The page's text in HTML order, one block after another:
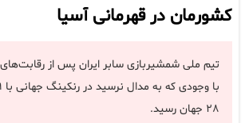
کشورمان در قهرمانی آسیا
تیم ملی شمشیربازی سابر ایران پس از
۲۸ جهان رسید.